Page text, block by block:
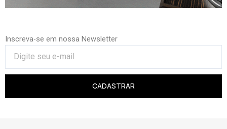
Inscreva-se em nossa Newsletter
CADASTRAR